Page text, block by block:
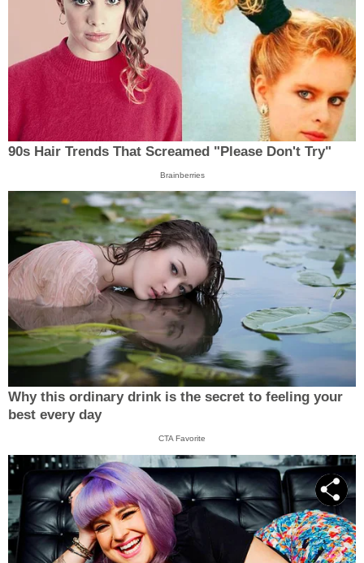
90s Hair Trends That Screamed "Please Don't Try"
Brainberries
Why this ordinary drink is the secret to feeling your
best every day
CTA Favorite